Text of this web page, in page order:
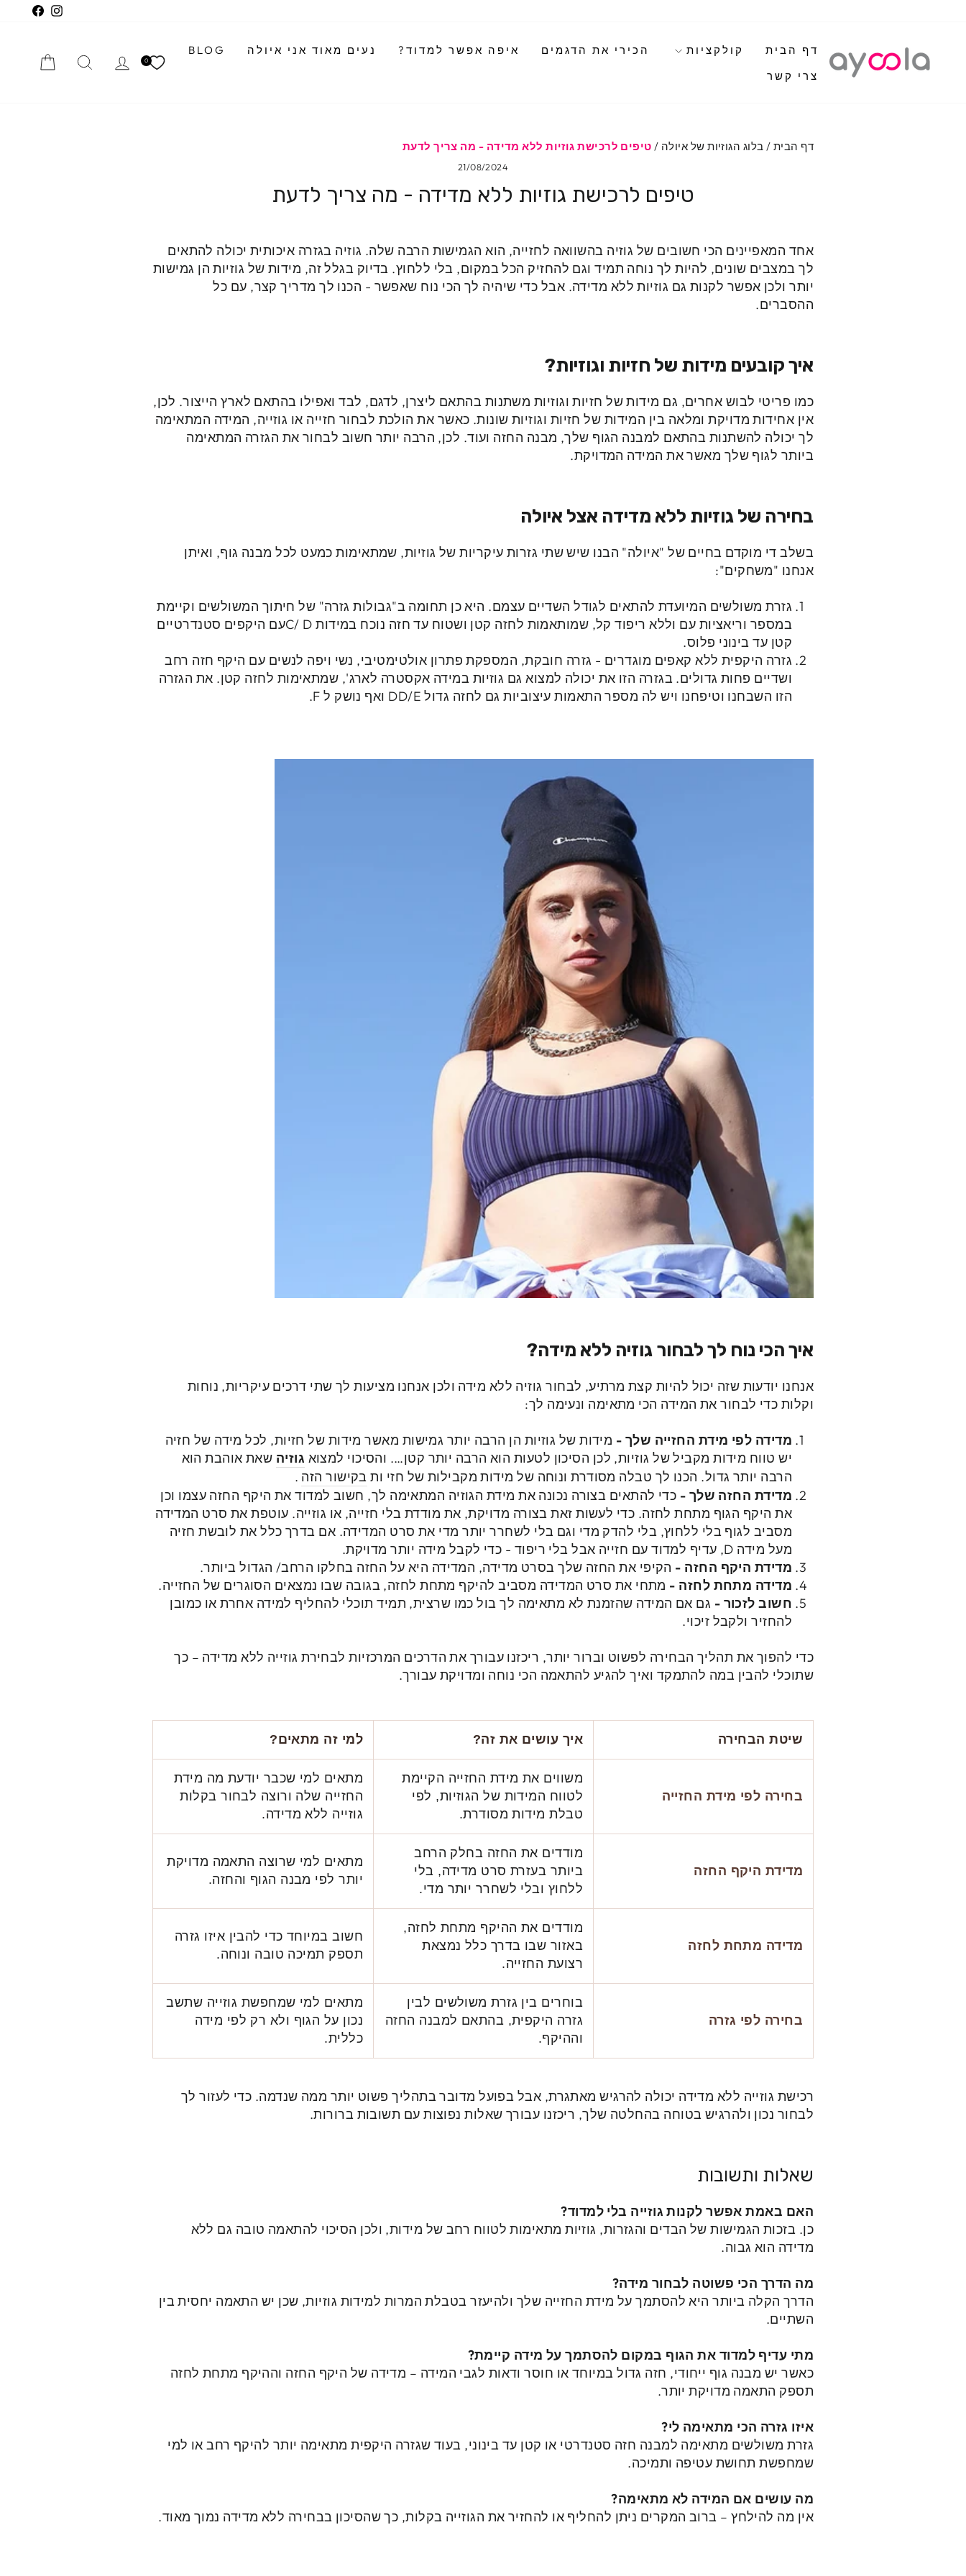
Instagram
דף הבית קולקציות הכירי את הדגמים איפה אפשר למדוד? נעים מאוד אני איולה
BLOG
צרי קשר
0 התחבריחיפוש
דף הבית / בלוג הגוזיות של איולה / טיפים לרכישת גוזיות ללא מדידה - מה צריך לדעת
21/08/2024
טיפים לרכישת גוזיות ללא מדידה - מה צריך לדעת
אחד המאפיינים הכי חשובים של גוזיה בהשוואה לחזייה, הוא הגמישות הרבה שלה. גוזיה בגזרה איכותית יכולה להתאים
לך במצבים שונים, להיות לך נוחה תמיד וגם להחזיק הכל במקום, בלי ללחוץ. בדיוק בגלל זה, מידות של גוזיות הן גמישות
יותר ולכן אפשר לקנות גם גוזיות ללא מדידה. אבל כדי שיהיה לך הכי נוח שאפשר - הכנו לך מדריך קצר, עם כל
ההסברים.
איך קובעים מידות של חזיות וגוזיות?
כמו פריטי לבוש אחרים, גם מידות של חזיות וגוזיות משתנות בהתאם ליצרן, לדגם, לבד ואפילו בהתאם לארץ הייצור. לכן,
אין אחידות מדויקת ומלאה בין המידות של חזיות וגוזיות שונות. כאשר את הולכת לבחור חזייה או גוזייה, המידה המתאימה
לך יכולה להשתנות בהתאם למבנה הגוף שלך, מבנה החזה ועוד. לכן, הרבה יותר חשוב לבחור את הגזרה המתאימה
ביותר לגוף שלך מאשר את המידה המדויקת.
בחירה של גוזיות ללא מדידה אצל איולה
בשלב די מוקדם בחיים של "איולה" הבנו שיש שתי גזרות עיקריות של גוזיות, שמתאימות כמעט לכל מבנה גוף, ואיתן
אנחנו "משחקים":
גזרת משולשים המיועדת להתאים לגודל השדיים עצמם. היא כן תחומה ב"גבולות גזרה" של חיתוך המשולשים וקיימת
במספר וריאציות עם וללא ריפוד קל, שמותאמות לחזה קטן ושטוח עד חזה נוכח במידות C/ Dעם היקפים סטנדרטיים
קטן עד בינוני פלוס.
גזרה היקפית ללא קאפים מוגדרים - גזרה חובקת, המספקת פתרון אולטימטיבי, נשי ויפה לנשים עם היקף חזה רחב
ושדיים פחות גדולים. בגזרה הזו את יכולה למצוא גם גוזיות במידה אקסטרה לארג', שמתאימות לחזה קטן. את הגזרה
הזו השבחנו וטיפחנו ויש לה מספר התאמות עיצוביות גם לחזה גדול DD/E ואף נושק ל F.
איך הכי נוח לך לבחור גוזיה ללא מידה?
אנחנו יודעות שזה יכול להיות קצת מרתיע, לבחור גוזיה ללא מידה ולכן אנחנו מציעות לך שתי דרכים עיקריות, נוחות
וקלות כדי לבחור את המידה הכי מתאימה ונעימה לך:
מדידה לפי מידת החזייה שלך - מידות של גוזיות הן הרבה יותר גמישות מאשר מידות של חזיות, לכל מידה של חזיה
יש טווח מידות מקביל של גוזיות, לכן הסיכון לטעות הוא הרבה יותר קטן…. והסיכוי למצוא גוזיה שאת אוהבת הוא
הרבה יותר גדול. הכנו לך טבלה מסודרת ונוחה של מידות מקבילות של חזי ות בקישור הזה .
מדידת החזה שלך - כדי להתאים בצורה נכונה את מידת הגוזיה המתאימה לך, חשוב למדוד את היקף החזה עצמו וכן
את היקף הגוף מתחת לחזה. כדי לעשות זאת בצורה מדויקת, את מודדת בלי חזייה, או גוזייה. עוטפת את סרט המדידה
מסביב לגוף בלי ללחוץ, בלי להדק מדי וגם בלי לשחרר יותר מדי את סרט המדידה. אם בדרך כלל את לובשת חזיה
מעל מידה D, עדיף למדוד עם חזייה אבל בלי ריפוד - כדי לקבל מידה יותר מדויקת.
מדידת היקף החזה - הקיפי את החזה שלך בסרט מדידה, המדידה היא על החזה בחלקו הרחב/ הגדול ביותר.
מדידה מתחת לחזה - מתחי את סרט המדידה מסביב להיקף מתחת לחזה, בגובה שבו נמצאים הסוגרים של החזייה.
חשוב לזכור - גם אם המידה שהזמנת לא מתאימה לך בול כמו שרצית, תמיד תוכלי להחליף למידה אחרת או כמובן
להחזיר ולקבל זיכוי.
כדי להפוך את תהליך הבחירה לפשוט וברור יותר, ריכזנו עבורך את הדרכים המרכזיות לבחירת גוזייה ללא מדידה – כך
שתוכלי להבין במה להתמקד ואיך להגיע להתאמה הכי נוחה ומדויקת עבורך.
שיטת הבחירה איך עושים את זה? למי זה מתאים?
בחירה לפי מידת החזייה
משווים את מידת החזייה הקיימת
לטווח המידות של הגוזיות, לפי
טבלת מידות מסודרת.
מתאים למי שכבר יודעת מה מידת
החזייה שלה ורוצה לבחור בקלות
גוזייה ללא מדידה.
מדידת היקף החזה
מודדים את החזה בחלק הרחב
ביותר בעזרת סרט מדידה, בלי
ללחוץ ובלי לשחרר יותר מדי.
מתאים למי שרוצה התאמה מדויקת
יותר לפי מבנה הגוף והחזה.
מדידה מתחת לחזה
מודדים את ההיקף מתחת לחזה,
באזור שבו בדרך כלל נמצאת
רצועת החזייה.
חשוב במיוחד כדי להבין איזו גזרה
תספק תמיכה טובה ונוחה.
בחירה לפי גזרה
בוחרים בין גזרת משולשים לבין
גזרה היקפית, בהתאם למבנה החזה
וההיקף.
מתאים למי שמחפשת גוזייה שתשב
נכון על הגוף ולא רק לפי מידה
כללית.
רכישת גוזייה ללא מדידה יכולה להרגיש מאתגרת, אבל בפועל מדובר בתהליך פשוט יותר ממה שנדמה. כדי לעזור לך
לבחור נכון ולהרגיש בטוחה בהחלטה שלך, ריכזנו עבורך שאלות נפוצות עם תשובות ברורות.
שאלות ותשובות
האם באמת אפשר לקנות גוזייה בלי למדוד?
כן. בזכות הגמישות של הבדים והגזרות, גוזיות מתאימות לטווח רחב של מידות, ולכן הסיכוי להתאמה טובה גם ללא
מדידה הוא גבוה.
מה הדרך הכי פשוטה לבחור מידה?
הדרך הקלה ביותר היא להסתמך על מידת החזייה שלך ולהיעזר בטבלת המרות למידות גוזיות, שכן יש התאמה יחסית בין
השתיים.
מתי עדיף למדוד את הגוף במקום להסתמך על מידה קיימת?
כאשר יש מבנה גוף ייחודי, חזה גדול במיוחד או חוסר ודאות לגבי המידה – מדידה של היקף החזה וההיקף מתחת לחזה
תספק התאמה מדויקת יותר.
איזו גזרה הכי מתאימה לי?
גזרת משולשים מתאימה למבנה חזה סטנדרטי או קטן עד בינוני, בעוד שגזרה היקפית מתאימה יותר להיקף רחב או למי
שמחפשת תחושת עטיפה ותמיכה.
מה עושים אם המידה לא מתאימה?
אין מה להילחץ – ברוב המקרים ניתן להחליף או להחזיר את הגוזייה בקלות, כך שהסיכון בבחירה ללא מדידה נמוך מאוד.